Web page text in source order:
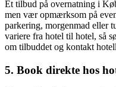
Et tilbud på overnatning i
men vær opmærksom på
parkering, morgenmad eller
variere fra hotel til hotel, så
om tilbuddet og kontakt
5. Book direkte hos